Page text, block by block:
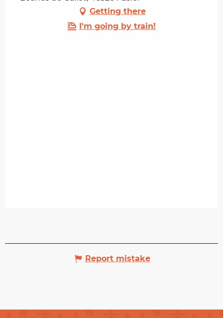
Getting there
I'm going by train!
Report mistake